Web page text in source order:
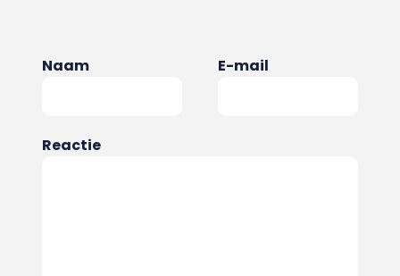
Naam E-mail
Reactie